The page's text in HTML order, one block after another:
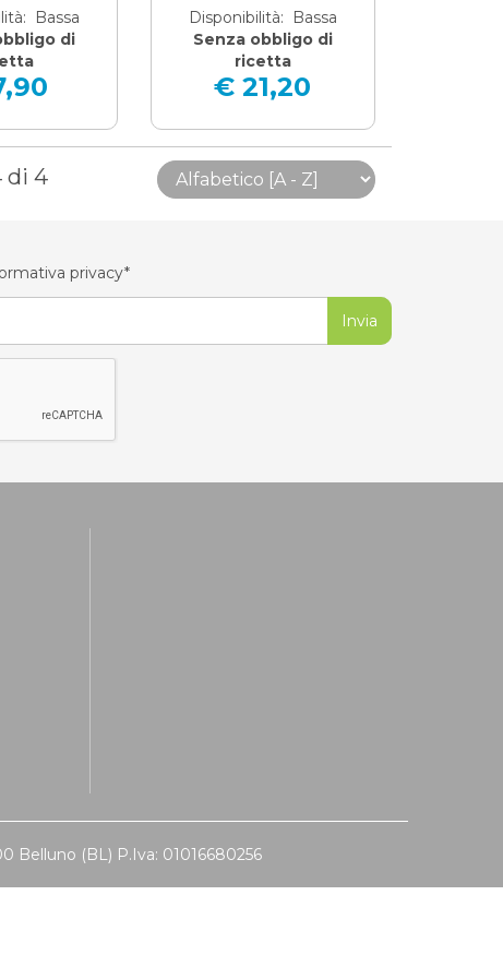
Bassa
di
Disponibilità: Bassa
Senza obbligo di
ricetta
€ 21,20
di 4
privacy*
Belluno (BL) P.Iva: 01016680256
le tue preferenze per controllare come le tue informazioni